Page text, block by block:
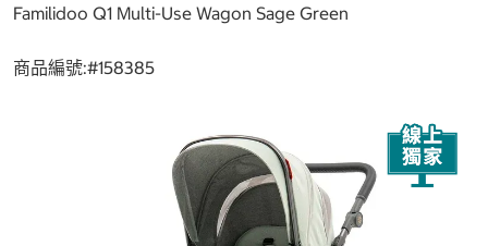
Familidoo Q1 Multi-Use Wagon Sage Green
商品編號:#158385